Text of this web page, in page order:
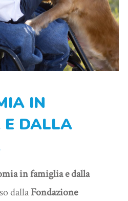
IN
E DALLA
in famiglia e dalla
dallaFondazione